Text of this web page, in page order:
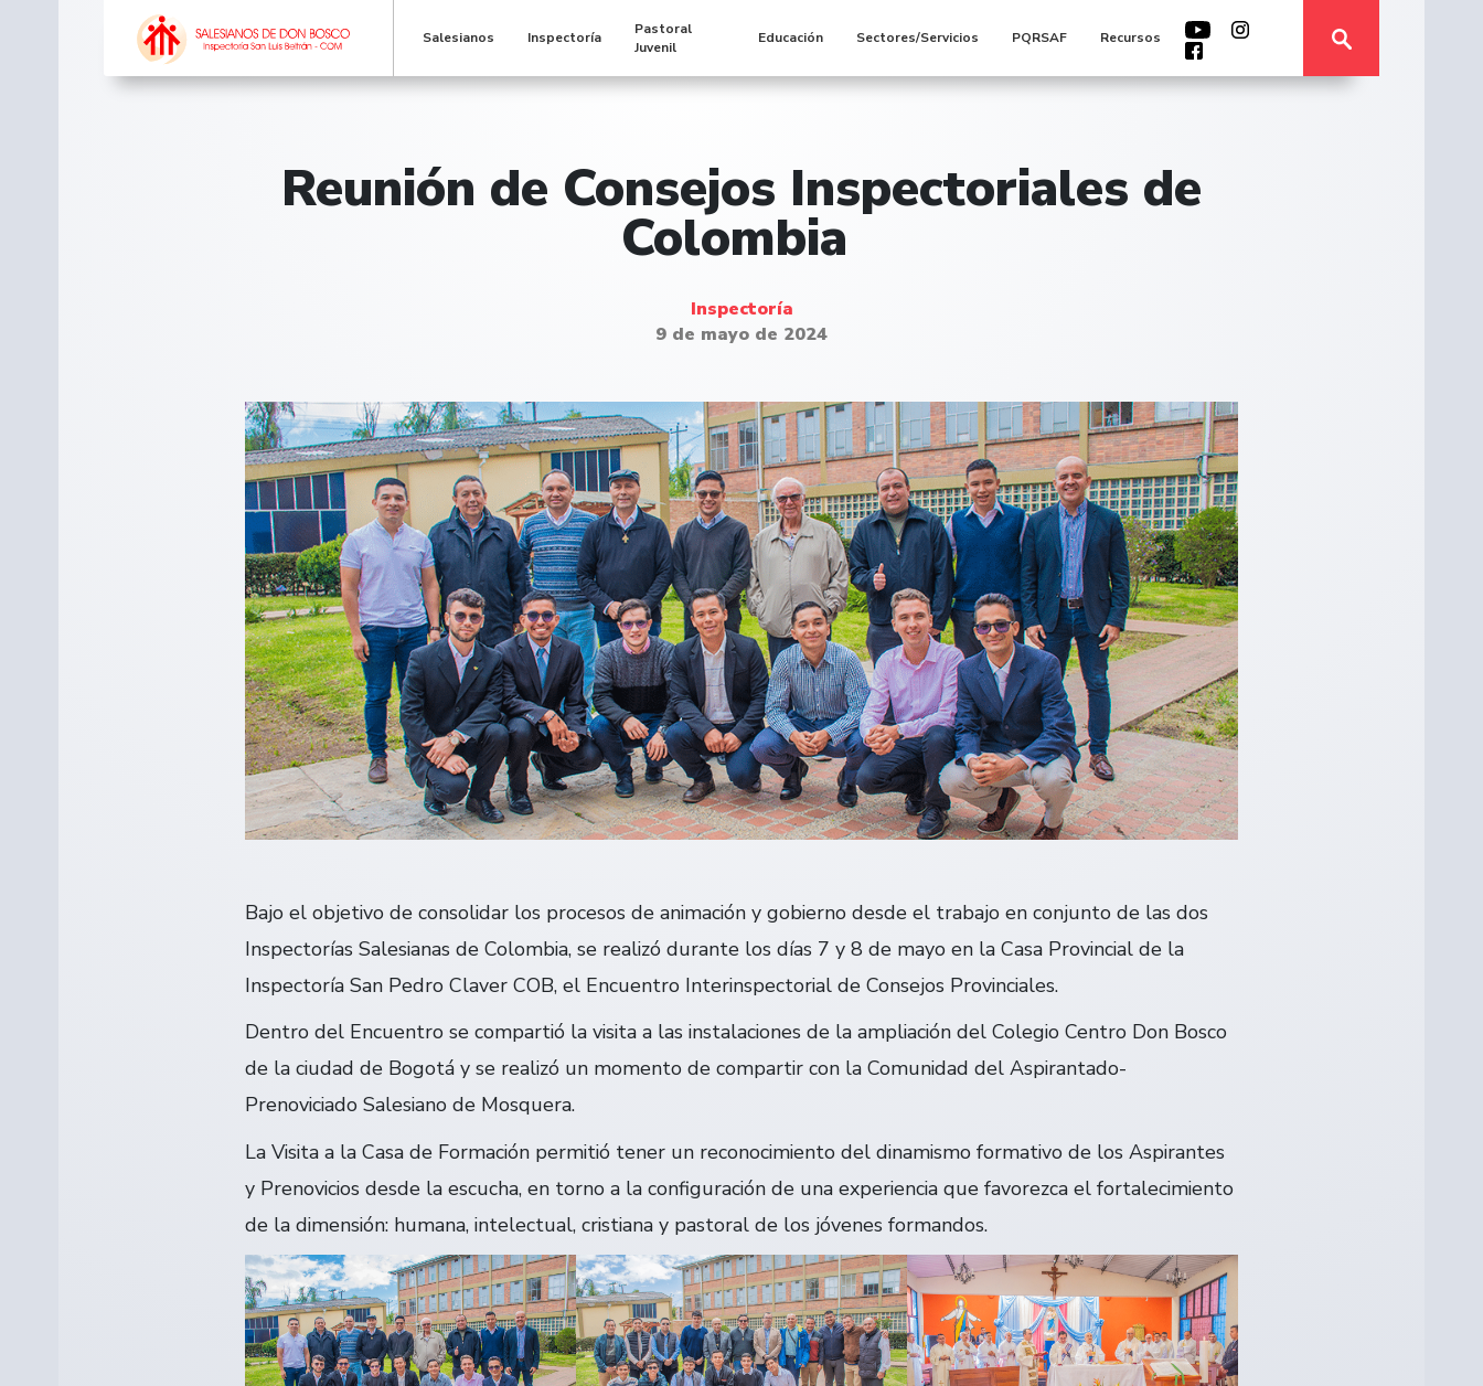
Salesianos Inspectoría
Pastoral
Juvenil
Educación Sectores/Servicios PQRSAF Recursos
Reunión de Consejos Inspectoriales de
Colombia
Inspectoría
9 de mayo de 2024
Bajo el objetivo de consolidar los procesos de animación y gobierno desde el trabajo en conjunto de las dos
Inspectorías Salesianas de Colombia, se realizó durante los días 7 y 8 de mayo en la Casa Provincial de la
Inspectoría San Pedro Claver COB, el Encuentro Interinspectorial de Consejos Provinciales.
Dentro del Encuentro se compartió la visita a las instalaciones de la ampliación del Colegio Centro Don Bosco
de la ciudad de Bogotá y se realizó un momento de compartir con la Comunidad del Aspirantado-
Prenoviciado Salesiano de Mosquera.
La Visita a la Casa de Formación permitió tener un reconocimiento del dinamismo formativo de los Aspirantes
y Prenovicios desde la escucha, en torno a la configuración de una experiencia que favorezca el fortalecimiento
de la dimensión: humana, intelectual, cristiana y pastoral de los jóvenes formandos.